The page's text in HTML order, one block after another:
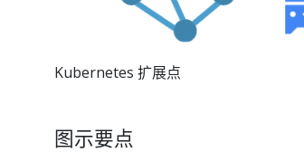
Kubernetes 扩展点
图示要点